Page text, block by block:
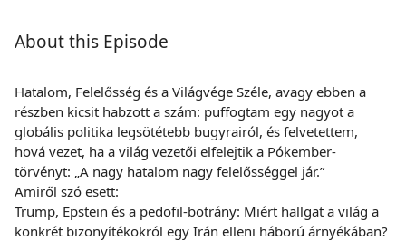
About this Episode
Hatalom, Felelősség és a Világvége Széle, avagy ebben a
részben kicsit habzott a szám: puffogtam egy nagyot a
globális politika legsötétebb bugyrairól, és felvetettem,
hová vezet, ha a világ vezetői elfelejtik a Pókember-
törvényt: „A nagy hatalom nagy felelősséggel jár.”
Amiről szó esett:
Trump, Epstein és a pedofil-botrány: Miért hallgat a világ a
konkrét bizonyítékokról egy Irán elleni háború árnyékában?